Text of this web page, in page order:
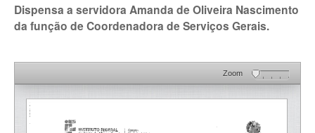
Dispensa a servidora Amanda de Oliveira Nascimento
da função de Coordenadora de Serviços Gerais.
Zoom